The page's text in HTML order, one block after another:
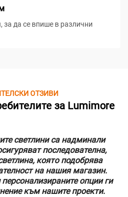
за да се впише в различни
ОТЗИВИ
за Lumimore
светлини са надминали
последователна,
която подобрява
на нашия магазин.
опции ги
към нашите проекти.